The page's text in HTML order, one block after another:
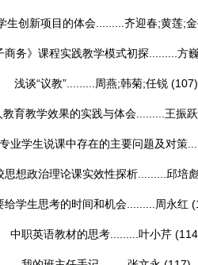
生创新项目的体会......... 齐迎春;黄莲;
商务》课程实践教学模式初探......... 方
浅谈“议教”......... 周燕;韩菊;任锐 (107)
育教学效果的实践与体会......... 王振
业学生说课中存在的主要问题及对策
思想政治理论课实效性探析......... 邱培
给学生思考的时间和机会......... 周永红
中职英语教材的思考......... 叶小芹